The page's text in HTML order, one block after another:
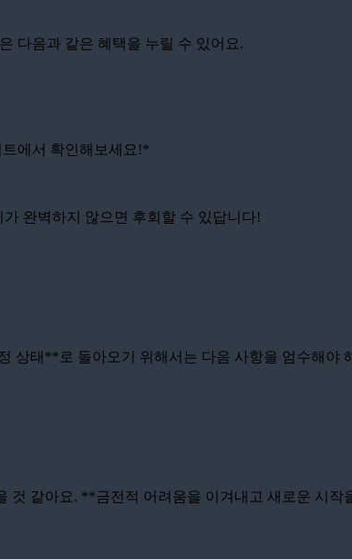
다음과 같은 혜택을 누릴 수 있어요.
트에서 확인해보세요!*
완벽하지 않으면 후회할 수 있답니다!
상태**로 돌아오기 위해서는 다음 사항을 엄수해야
같아요. **금전적 어려움을 이겨내고 새로운 시